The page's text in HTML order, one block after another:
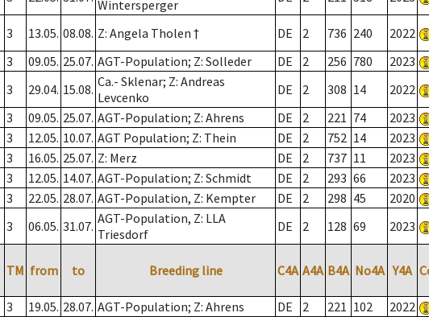
Wintersperger
3 13.05. 08.08. Z: Angela Tholen † DE 2 736 240 2022
3 09.05. 25.07. AGT-Population; Z: Solleder DE 2 256 780 2023
3 29.04. 15.08. Ca.- Sklenar; Z: Andreas
Levcenko
DE 2 308 14 2022
3 09.05. 25.07. AGT-Population; Z: Ahrens DE 2 221 74 2023
3 12.05. 10.07. AGT Population; Z: Thein DE 2 752 14 2023
3 16.05. 25.07. Z: Merz DE 2 737 11 2023
3 12.05. 14.07. AGT-Population; Z: Schmidt DE 2 293 66 2023
3 22.05. 28.07. AGT-Population, Z: Kempter DE 2 298 45 2020
3 06.05. 31.07. AGT-Population, Z: LLA
Triesdorf
DE 2 128 69 2023
TM from to Breeding line C4A A4A B4A No4A Y4A
3 19.05. 28.07. AGT-Population; Z: Ahrens DE 2 221 102 2022